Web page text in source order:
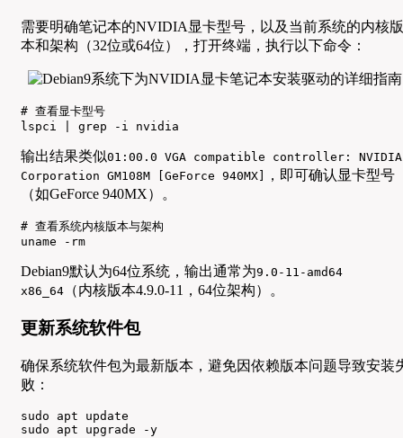
需要明确笔记本的NVIDIA显卡型号，以及当前系统的内核版
本和架构（32位或64位），打开终端，执行以下命令：
# 查看显卡型号
lspci | grep -i nvidia
输出结果类似01:00.0 VGA compatible controller: NVIDIA
Corporation GM108M [GeForce 940MX]
，即可确认显卡型号
（如GeForce 940MX）。
# 查看系统内核版本与架构
uname -rm
Debian9默认为64位系统，输出通常为9.0-11-amd64
x86_64 （内核版本4.9.0-11，64位架构）。
更新系统软件包
确保系统软件包为最新版本，避免因依赖版本问题导致安装
败：
sudo apt update
sudo apt upgrade -y